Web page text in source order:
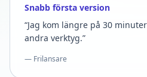
Snabb första version
“Jag kom längre på 30
andra verktyg.”
— Frilansare